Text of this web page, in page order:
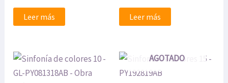
Leer más Leer más
AGOTADO